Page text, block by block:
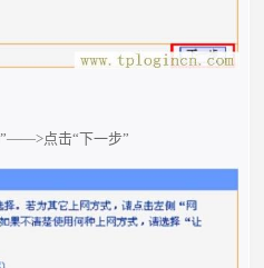
点击“下一步”